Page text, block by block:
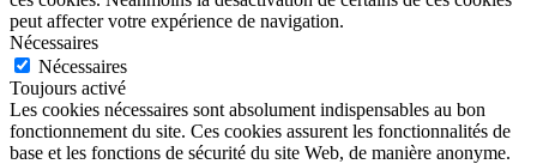
peut affecter votre expérience de navigation.
Nécessaires
Nécessaires
Toujours activé
Les cookies nécessaires sont absolument indispensables au bon
fonctionnement du site. Ces cookies assurent les fonctionnalités de
base et les fonctions de sécurité du site Web, de manière anonyme.